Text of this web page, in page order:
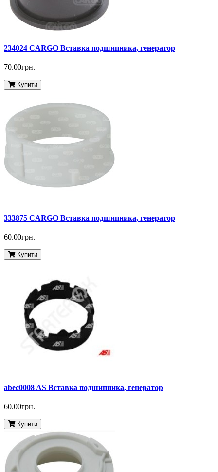
234024 CARGO Вставка подшипника, генератор
70.00грн.
Купити
333875 CARGO Вставка подшипника, генератор
60.00грн.
Купити
abec0008 AS Вставка подшипника, генератор
60.00грн.
Купити